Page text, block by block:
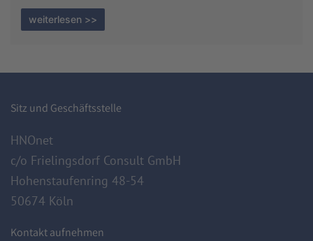
weiterlesen >>
Sitz und Geschäftsstelle
HNOnet
c/o Frielingsdorf Consult GmbH
Hohenstaufenring 48-54
50674 Köln
Kontakt aufnehmen